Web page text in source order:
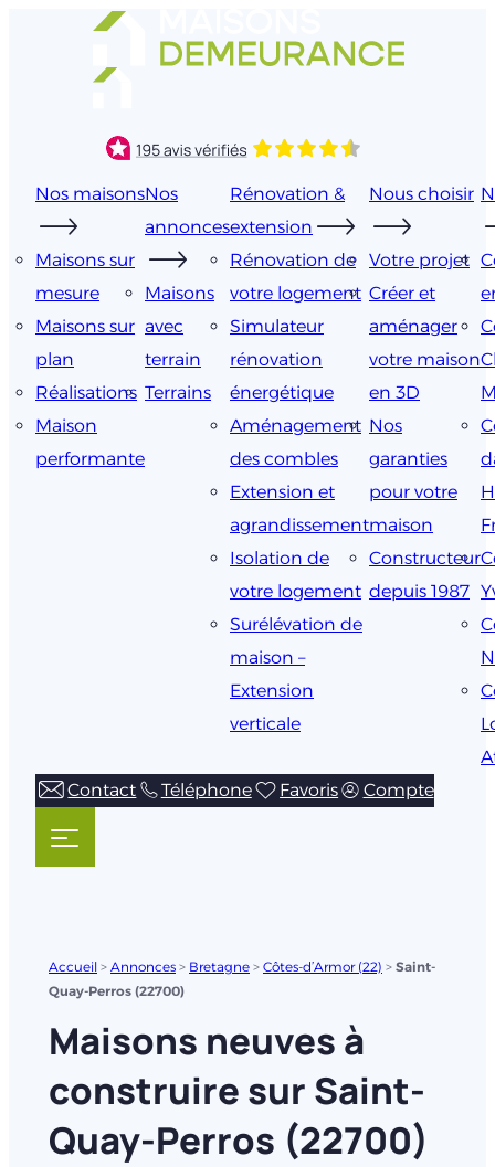
Nos maisons
Maisons sur
mesure
Maisons sur
plan
Réalisations
Maison
performante
Nos
annonces
Maisons
avec
terrain
Terrains
Rénovation &
extension
Rénovation de
votre logement
Simulateur
rénovation
énergétique
Aménagement
des combles
Extension et
agrandissement
Isolation de
votre logement
Surélévation de
maison –
Extension
verticale
Nous choisir
Votre projet
Créer et
aménager
votre maison
en 3D
Nos
garanties
pour votre
maison
Constructeur
depuis 1987
Contact
Téléphone Favoris Compte
Accueil > Annonces > Bretagne > Côtes-d’Armor (22) > Saint-
Quay-Perros (22700)
Maisons neuves à
construire sur Saint-
Quay-Perros (22700)